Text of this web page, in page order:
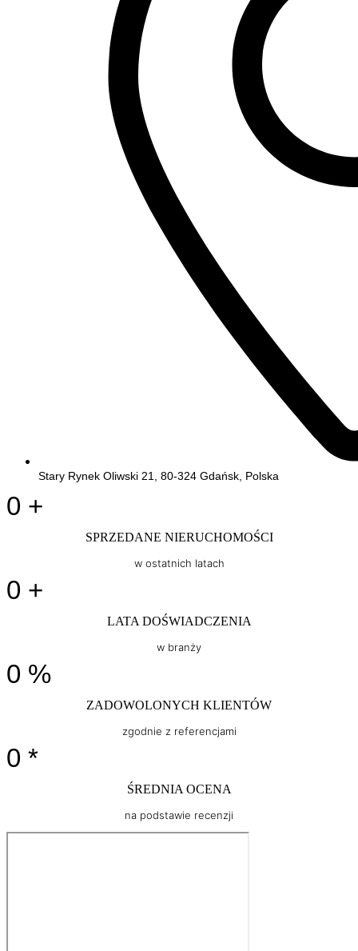
Stary Rynek Oliwski 21, 80-324 Gdańsk, Polska
0 +
SPRZEDANE NIERUCHOMOŚCI
w ostatnich latach
0 +
LATA DOŚWIADCZENIA
w branży
0 %
ZADOWOLONYCH KLIENTÓW
zgodnie z referencjami
0 *
ŚREDNIA OCENA
na podstawie recenzji